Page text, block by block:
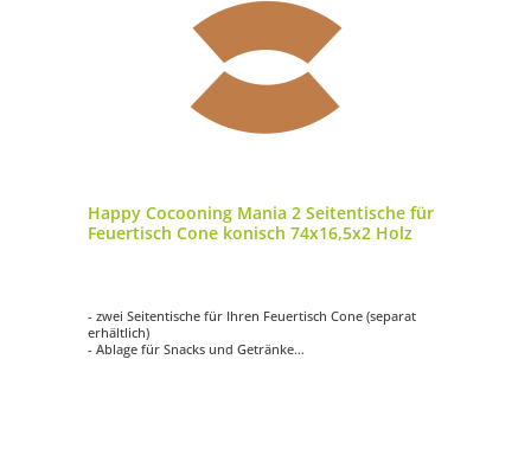
Happy Cocooning Mania 2 Seitentische für
Feuertisch Cone konisch 74x16,5x2 Holz
- zwei Seitentische für Ihren Feuertisch Cone (separat
erhältlich)
- Ablage für Snacks und Getränke